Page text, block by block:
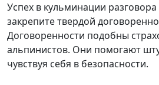
Успех в кульминации
закрепите твердой
Договоренности подобны
альпинистов. Они помогают
чувствуя себя в безопасности.